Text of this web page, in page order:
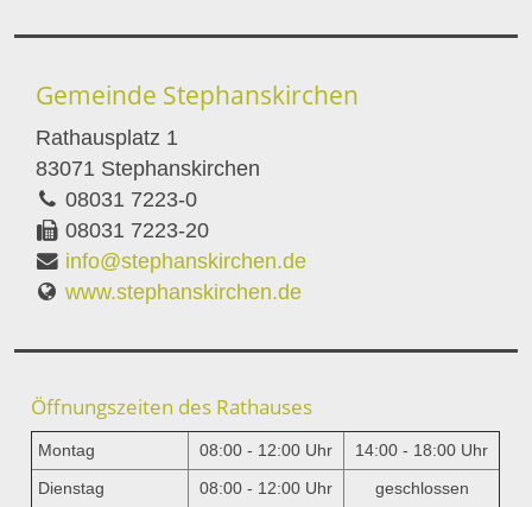
Gemeinde Stephanskirchen
Rathausplatz 1
83071 Stephanskirchen
08031 7223-0
08031 7223-20
info@stephanskirchen.de
www.stephanskirchen.de
Öffnungszeiten des Rathauses
Montag 08:00 - 12:00 Uhr
14:00 - 18:00 Uhr
Dienstag
08:00 - 12:00 Uhr
geschlossen